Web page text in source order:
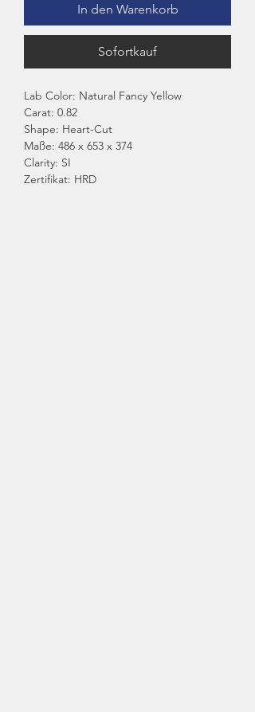
In den Warenkorb
Sofortkauf
Lab Color: Natural Fancy Yellow
Carat: 0.82
Shape: Heart-Cut
Maße: 486 x 653 x 374
Clarity: SI
Zertifikat: HRD